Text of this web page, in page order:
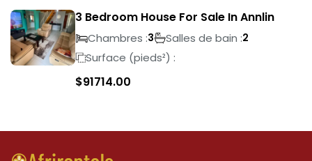
3 Bedroom House For Sale In Annlin
Chambres :3 Salles de bain :2
Surface (pieds²) :
$91714.00